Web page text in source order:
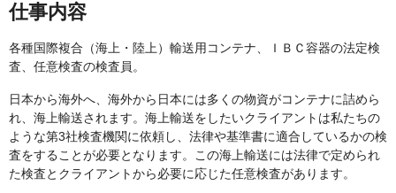
仕事内容
各種国際複合（海上・陸上）輸送用コンテナ、ＩＢＣ容器の法定検
査、任意検査の検査員。
日本から海外へ、海外から日本には多くの物資がコンテナに詰めら
れ、海上輸送されます。海上輸送をしたいクライアントは私たちの
ような第3社検査機関に依頼し、法律や基準書に適合しているかの検
査をすることが必要となります。この海上輸送には法律で定められ
た検査とクライアントから必要に応じた任意検査があります。